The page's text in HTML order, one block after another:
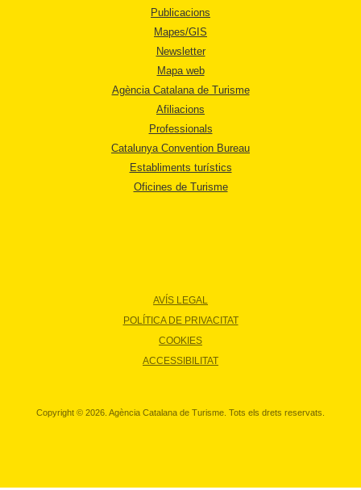
Publicacions
Mapes/GIS
Newsletter
Mapa web
Agència Catalana de Turisme
Afiliacions
Professionals
Catalunya Convention Bureau
Establiments turístics
Oficines de Turisme
AVÍS LEGAL
POLÍTICA DE PRIVACITAT
COOKIES
ACCESSIBILITAT
Copyright © 2026. Agència Catalana de Turisme. Tots els drets reservats.